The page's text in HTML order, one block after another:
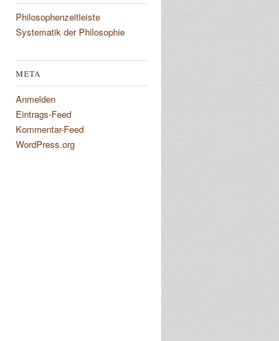
Philosophenzeitleiste
Systematik der Philosophie
META
Anmelden
Eintrags-Feed
Kommentar-Feed
WordPress.org